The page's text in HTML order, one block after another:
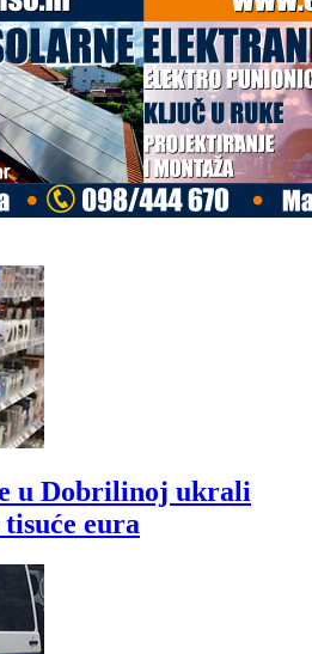
u Dobrilinoj ukrali
eura